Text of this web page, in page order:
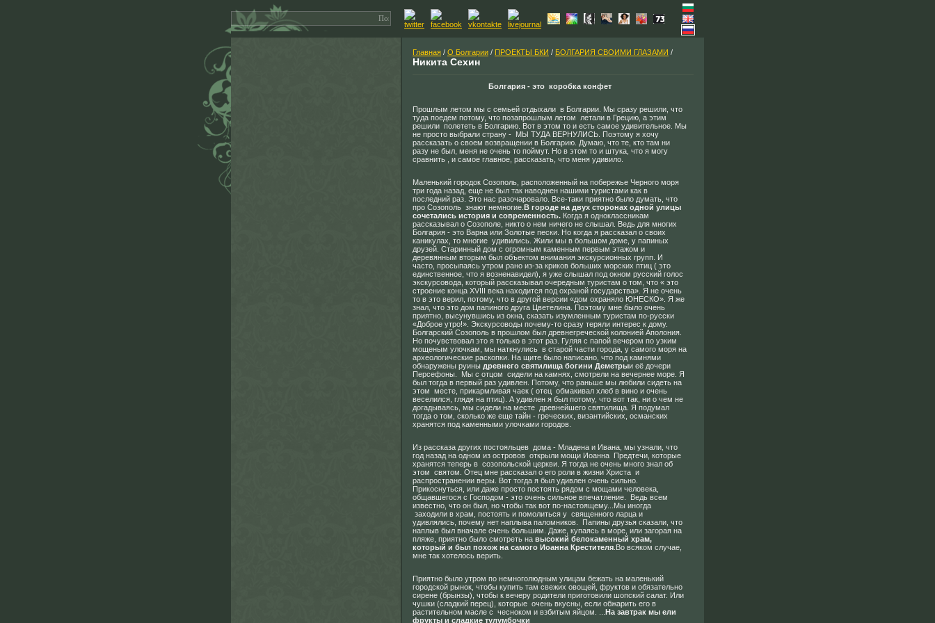
Главная / О Болгарии / ПРОЕКТЫ БКИ / БОЛГАРИЯ СВОИМИ ГЛАЗАМИ /
Никита Сехин
Болгария - это коробка конфет
Прошлым летом мы с семьей отдыхали в Болгарии. Мы сразу решили, что
туда поедем потому, что позапрошлым летом летали в Грецию, а этим
решили полететь в Болгарию. Вот в этом то и есть самое удивительное. Мы
не просто выбрали страну - МЫ ТУДА ВЕРНУЛИСЬ. Поэтому я хочу
рассказать о своем возвращении в Болгарию. Думаю, что те, кто там ни
разу не был, меня не очень то поймут. Но в этом то и штука, что я могу
сравнить , и самое главное, рассказать, что меня удивило.
Маленький городок Созополь, расположенный на побережье Черного моря
три года назад, еще не был так наводнен нашими туристами как в
последний раз. Это нас разочаровало. Все-таки приятно было думать, что
про Созополь знают немногие. В городе на двух сторонах одной улицы
сочетались история и современность. Когда я одноклассникам
рассказывал о Созополе, никто о нем ничего не слышал. Ведь для многих
Болгария - это Варна или Золотые пески. Но когда я рассказал о своих
каникулах, то многие удивились. Жили мы в большом доме, у папиных
друзей. Старинный дом с огромным каменным первым этажом и
деревянным вторым был объектом внимания экскурсионных групп. И
часто, просыпаясь утром рано из-за криков больших морских птиц ( это
единственное, что я возненавидел), я уже слышал под окном русский голос
экскурсовода, который рассказывал очередным туристам о том, что « это
строение конца XVIII века находится под охраной государства». Я не очень
то в это верил, потому, что в другой версии «дом охраняло ЮНЕСКО». Я же
знал, что это дом папиного друга Цветелина. Поэтому мне было очень
приятно, высунувшись из окна, сказать изумленным туристам по-русски
«Доброе утро!». Экскурсоводы почему-то сразу теряли интерес к дому.
Болгарский Созополь в прошлом был древнегреческой колонией Аполония.
Но почувствовал это я только в этот раз. Гуляя с папой вечером по узким
мощеным улочкам, мы наткнулись в старой части города, у самого моря на
археологические раскопки. На щите было написано, что под камнями
обнаружены руины древнего святилища богини Деметрыи её дочери
Персефоны. Мы с отцом сидели на камнях, смотрели на вечернее море. Я
был тогда в первый раз удивлен. Потому, что раньше мы любили сидеть на
этом месте, прикармливая чаек ( отец обмакивал хлеб в вино и очень
веселился, глядя на птиц). А удивлен я был потому, что вот так, ни о чем не
догадываясь, мы сидели на месте древнейшего святилища. Я подумал
тогда о том, сколько же еще тайн - греческих, византийских, османских
хранятся под каменными улочками городов.
Из рассказа других постояльцев дома - Младена и Ивана, мы узнали, что
год назад на одном из островов открыли мощи Иоанна Предтечи, которые
хранятся теперь в созопольской церкви. Я тогда не очень много знал об
этом святом. Отец мне рассказал о его роли в жизни Христа и
распространении веры. Вот тогда я был удивлен очень сильно.
Прикоснуться, или даже просто постоять рядом с мощами человека,
общавшегося с Господом - это очень сильное впечатление. Ведь всем
известно, что он был, но чтобы так вот по-настоящему...Мы иногда
заходили в храм, постоять и помолиться у священного ларца и
удивлялись, почему нет наплыва паломников. Папины друзья сказали, что
наплыв был вначале очень большим. Даже, купаясь в море, или загорая на
пляже, приятно было смотреть на высокий белокаменный храм,
который и был похож на самого Иоанна Крестителя .Во всяком случае,
мне так хотелось верить.
Приятно было утром по немноголюдным улицам бежать на маленький
городской рынок, чтобы купить там свежих овощей, фруктов и обязательно
сирене (брынзы), чтобы к вечеру родители приготовили шопский салат. Или
чушки (сладкий перец), которые очень вкусны, если обжарить его в
растительном масле с чесноком и взбитым яйцом. ... На завтрак мы ели
фрукты и сладкие тулумбочки